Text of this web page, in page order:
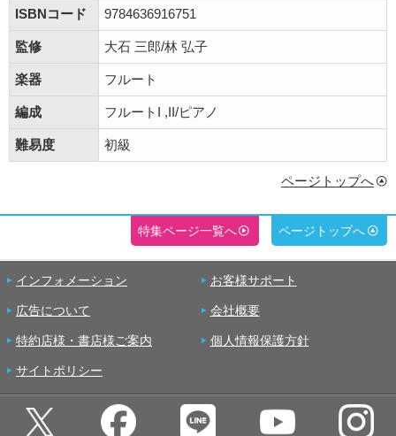
ISBNコード 9784636916751
監修 大石 三郎/林 弘子
楽器 フルート
編成 フルートI ,II/ピアノ
難易度 初級
ページトップへ
特集ページ一覧へ ページトップへ
インフォメーション お客様サポート
広告について 会社概要
特約店様・書店様ご案内 個人情報保護方針
サイトポリシー